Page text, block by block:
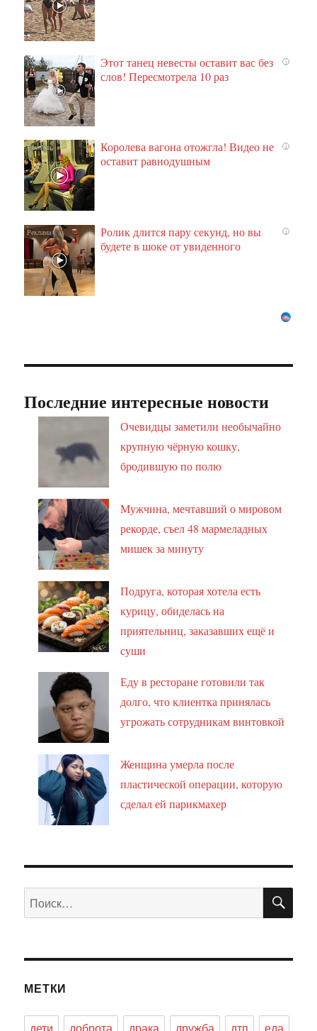
i
Этот танец невесты оставит вас без
слов! Пересмотрела 10 раз
i
Королева вагона отожгла! Видео не
оставит равнодушным
i
Ролик длится пару секунд, но вы
будете в шоке от увиденного
Последние интересные новости
Очевидцы заметили необычайно
крупную чёрную кошку,
бродившую по полю
Мужчина, мечтавший о мировом
рекорде, съел 48 мармеладных
мишек за минуту
Подруга, которая хотела есть
курицу, обиделась на
приятельниц, заказавших ещё и
суши
Еду в ресторане готовили так
долго, что клиентка принялась
угрожать сотрудникам винтовкой
Женщина умерла после
пластической операции, которую
сделал ей парикмахер
Искать:
МЕТКИ
дети доброта драка дружба дтп еда